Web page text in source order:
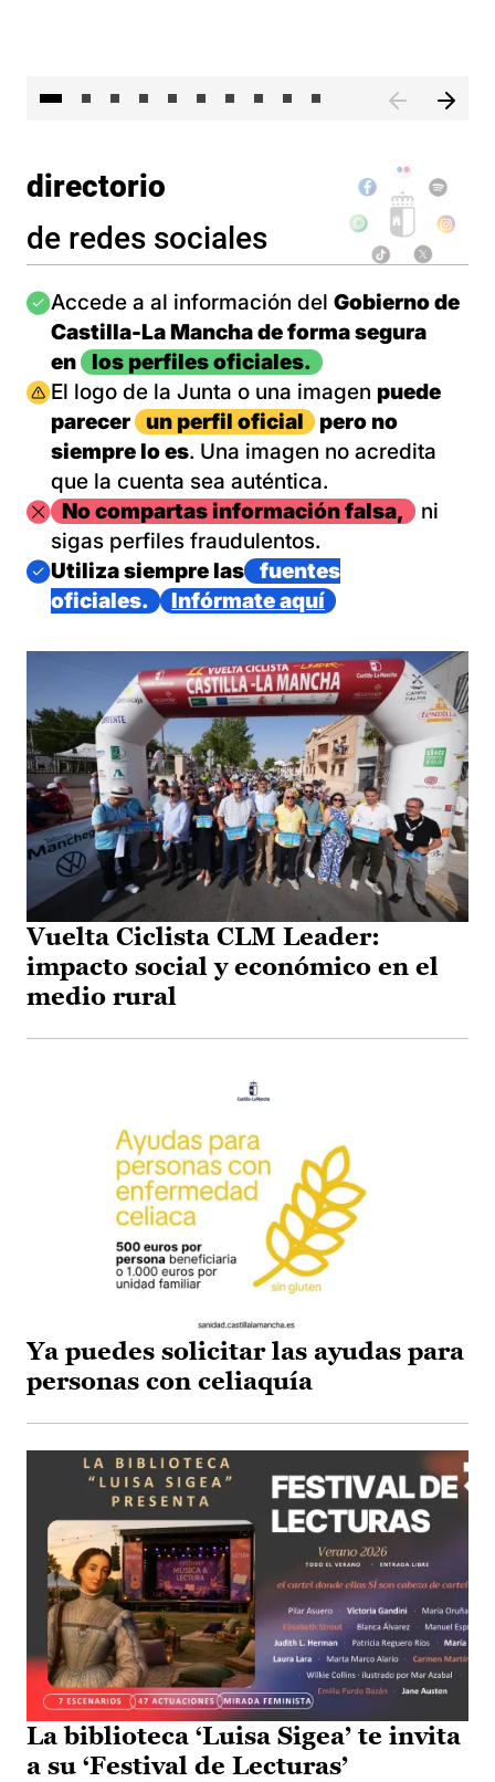
directorio
de redes sociales
Imagen
Accede a al información del Gobierno de
Castilla-La Mancha de forma segura
en
los perfiles oficiales.
Imagen
El logo de la Junta o una imagen puede
parecer
un perfil oficial
pero no
siempre lo es. Una imagen no acredita
que la cuenta sea auténtica.
ImagenNo compartas información falsa,
ni
sigas perfiles fraudulentos.
Imagen
Utiliza siempre las
fuentes
oficiales.
Infórmate aquí
Vuelta Ciclista CLM Leader:
impacto social y económico en el
medio rural
Ya puedes solicitar las ayudas para
personas con celiaquía
La biblioteca ‘Luisa Sigea’ te invita
a su ‘Festival de Lecturas’